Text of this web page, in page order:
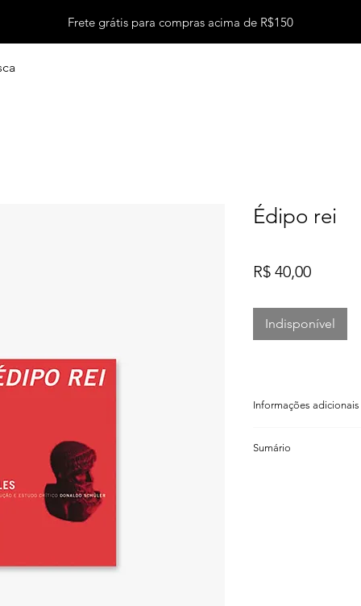
Frete grátis para compras acima de R$150
Édipo rei
R$ 40,00Preço
Indisponível
Informações adicionais
Donaldo Schüler
Sumário